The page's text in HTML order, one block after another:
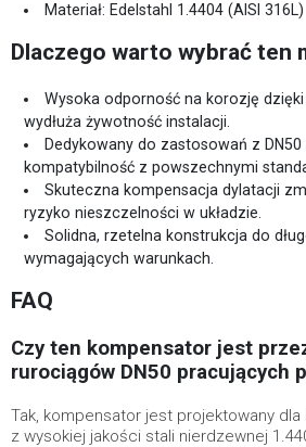
Materiał: Edelstahl 1.4404 (AISI 316L)
Dlaczego warto wybrać ten
Wysoka odporność na korozję
wydłuża żywotność instalacji.
Dedykowany do zastosowań z
kompatybilność z powszechnymi
Skuteczna kompensacja dylatacji
ryzyko nieszczelności w układzie.
Solidna, rzetelna konstrukcja do
wymagających warunkach.
FAQ
Czy ten kompensator jest
rurociągów DN50 pracujących
Tak, kompensator jest projektowany dla
z wysokiej jakości stali nierdzewnej